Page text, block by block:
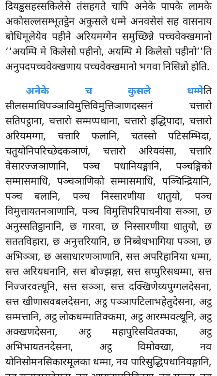
दियड्ढसहस्सकिलेसे तंसहगते चापि अनेके पापके लामके
अकोसल्लसम्भूतट्ठेन अकुसले धम्मे अनवसेसं सह वासनाय
बोधिमूलेयेव पहीने अरियमग्गेन समुच्छिन्ने पच्चवेक्खमानो
‘‘अयम्पि मे किलेसो पहीनो, अयम्पि मे किलेसो पहीनो’’ति
अनुपदपच्चवेक्खणाय पच्चवेक्खमानो भगवा निसिन्नो होति.
अनेके च कुसले धम्मेति
सीलसमाधिपञ्ञाविमुत्तिविमुत्तिञाणदस्सनं चत्तारो
सतिपट्ठाना, चत्तारो सम्मप्पधाना, चत्तारो इद्धिपादा, चत्तारो
अरियमग्गा, चत्तारि फलानि, चतस्सो पटिसम्भिदा,
चतुयोनिपरिच्छेदकञाणं, चत्तारो अरियवंसा, चत्तारि
वेसारज्जञाणानि, पञ्च पधानियङ्गानि, पञ्चङ्गिको
सम्मासमाधि, पञ्चञाणिको सम्मासमाधि, पञ्चिन्द्रियानि,
पञ्च बलानि, पञ्च निस्सारणीया धातुयो, पञ्च
विमुत्तायतनञाणानि, पञ्च विमुत्तिपरिपाचनीया सञ्ञा, छ
अनुस्सतिट्ठानानि, छ गारवा, छ निस्सारणीया धातुयो, छ
सततविहारा, छ अनुत्तरियानि, छ निब्बेधभागिया पञ्ञा, छ
अभिञ्ञा, छ असाधारणञाणानि, सत्त अपरिहानिया धम्मा,
सत्त अरियधनानि, सत्त बोज्झङ्गा, सत्तसप्पुरिसधम्मा, सत्त
निज्जरवत्थूनि, सत्त सञ्ञा, सत्त दक्खिणेय्यपुग्गलदेसना,
सत्त खीणासवबलदेसना, अट्ठ पञ्ञापटिलाभहेतुदेसना, अट्ठ
सम्मत्तानि, अट्ठ लोकधम्मातिक्कमा, अट्ठ आरम्भवत्थूनि, अट्ठ
अक्खणदेसना, अट्ठ महापुरिसवितक्का, अट्ठ
अभिभायतनदेसना, अट्ठ विमोक्खा, नव
योनिसोमनसिकारमूलका धम्मा, नव पारिसुद्धिपधानियङ्गानि,